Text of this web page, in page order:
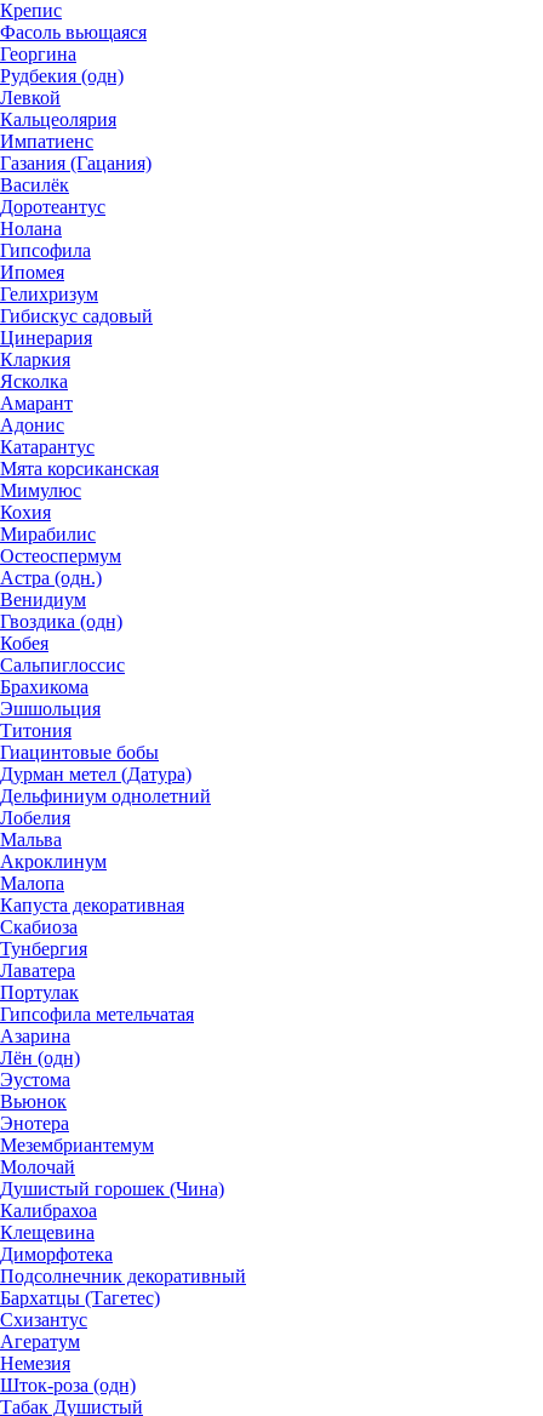
Крепис
Фасоль вьющаяся
Георгина
Рудбекия (одн)
Левкой
Кальцеолярия
Импатиенс
Газания (Гацания)
Василёк
Доротеантус
Нолана
Гипсофила
Ипомея
Гелихризум
Гибискус садовый
Цинерария
Кларкия
Ясколка
Амарант
Адонис
Катарантус
Мята корсиканская
Мимулюс
Кохия
Мирабилис
Остеоспермум
Астра (одн.)
Венидиум
Гвоздика (одн)
Кобея
Сальпиглоссис
Брахикома
Эшшольция
Титония
Гиацинтовые бобы
Дурман метел (Датура)
Дельфиниум однолетний
Лобелия
Мальва
Акроклинум
Малопа
Капуста декоративная
Скабиоза
Тунбергия
Лаватера
Портулак
Гипсофила метельчатая
Азарина
Лён (одн)
Эустома
Вьюнок
Энотера
Мезембриантемум
Молочай
Душистый горошек (Чина)
Калибрахоа
Клещевина
Диморфотека
Подсолнечник декоративный
Бархатцы (Тагетес)
Схизантус
Агератум
Немезия
Шток-роза (одн)
Табак Душистый